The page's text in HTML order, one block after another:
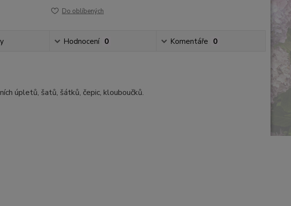
Do oblíbených
Hodnocení 0 Komentáře 0
úpletů, šatů, šátků, čepic, klouboučků.